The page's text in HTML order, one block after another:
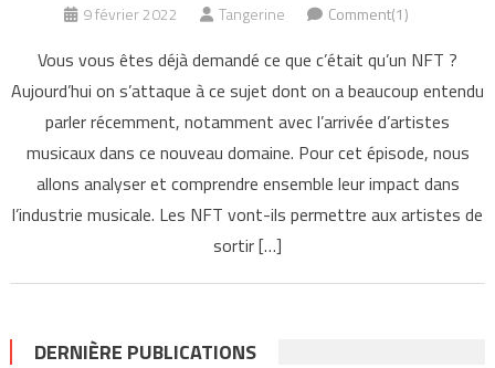
9 février 2022 Tangerine Comment(1)
Vous vous êtes déjà demandé ce que c’était qu’un NFT ?
Aujourd’hui on s’attaque à ce sujet dont on a beaucoup entendu
parler récemment, notamment avec l’arrivée d’artistes
musicaux dans ce nouveau domaine. Pour cet épisode, nous
allons analyser et comprendre ensemble leur impact dans
l’industrie musicale. Les NFT vont-ils permettre aux artistes de
sortir […]
DERNIÈRE PUBLICATIONS